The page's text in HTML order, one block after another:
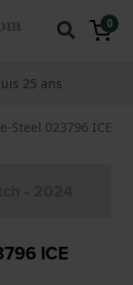
0
25 ans
Steel 023796 ICE
ICE